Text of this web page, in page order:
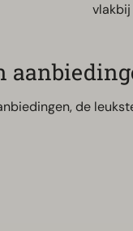
vlakbij
de